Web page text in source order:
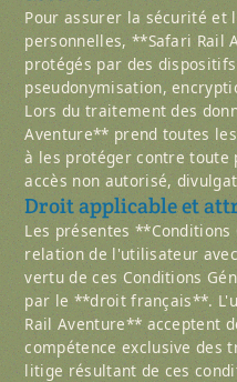
Pour assurer la sécurité et
personnelles, **Safari Rail
protégés par des
pseudonymisation,
Lors du traitement des
Aventure** prend toutes
à les protéger contre
accès non autorisé,
Droit applicable et
Les présentes
relation de l'utilisateur
vertu de ces Conditions
par le **droit français**.
Rail Aventure** acceptent
compétence exclusive des
litige résultant de ces